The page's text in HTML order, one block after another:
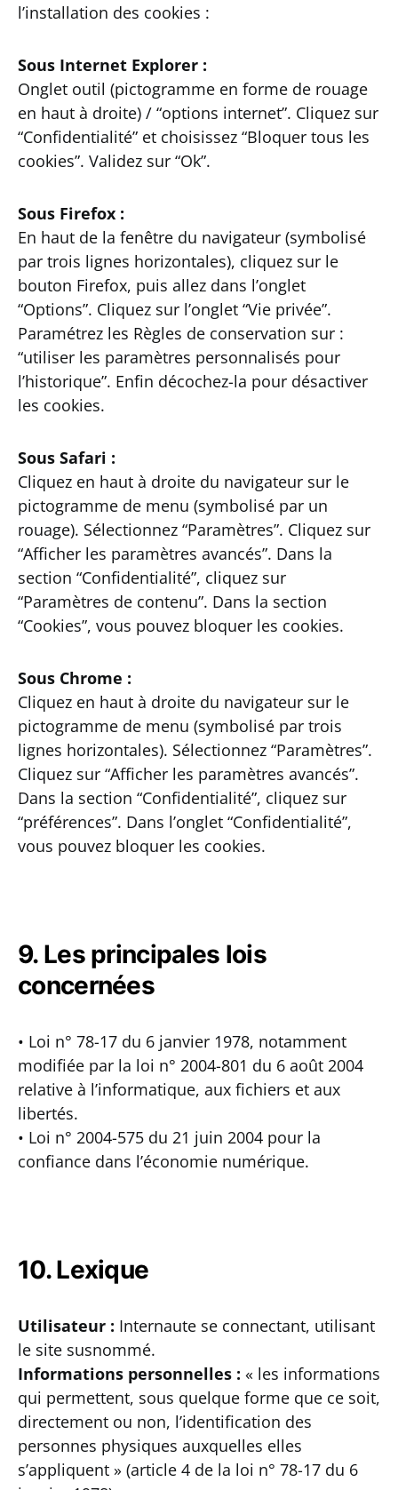
l’installation des cookies :
Sous Internet Explorer :
Onglet outil (pictogramme en forme de rouage
en haut à droite) / “options internet”. Cliquez sur
“Confidentialité” et choisissez “Bloquer tous les
cookies”. Validez sur “Ok”.
Sous Firefox :
En haut de la fenêtre du navigateur (symbolisé
par trois lignes horizontales), cliquez sur le
bouton Firefox, puis allez dans l’onglet
“Options”. Cliquez sur l’onglet “Vie privée”.
Paramétrez les Règles de conservation sur :
“utiliser les paramètres personnalisés pour
l’historique”. Enfin décochez-la pour désactiver
les cookies.
Sous Safari :
Cliquez en haut à droite du navigateur sur le
pictogramme de menu (symbolisé par un
rouage). Sélectionnez “Paramètres”. Cliquez sur
“Afficher les paramètres avancés”. Dans la
section “Confidentialité”, cliquez sur
“Paramètres de contenu”. Dans la section
“Cookies”, vous pouvez bloquer les cookies.
Sous Chrome :
Cliquez en haut à droite du navigateur sur le
pictogramme de menu (symbolisé par trois
lignes horizontales). Sélectionnez “Paramètres”.
Cliquez sur “Afficher les paramètres avancés”.
Dans la section “Confidentialité”, cliquez sur
“préférences”. Dans l’onglet “Confidentialité”,
vous pouvez bloquer les cookies.
9. Les principales lois
concernées
• Loi n° 78-17 du 6 janvier 1978, notamment
modifiée par la loi n° 2004-801 du 6 août 2004
relative à l’informatique, aux fichiers et aux
libertés.
• Loi n° 2004-575 du 21 juin 2004 pour la
confiance dans l’économie numérique.
10. Lexique
Utilisateur : Internaute se connectant, utilisant
le site susnommé.
Informations personnelles : « les informations
qui permettent, sous quelque forme que ce soit,
directement ou non, l’identification des
personnes physiques auxquelles elles
s’appliquent » (article 4 de la loi n° 78-17 du 6